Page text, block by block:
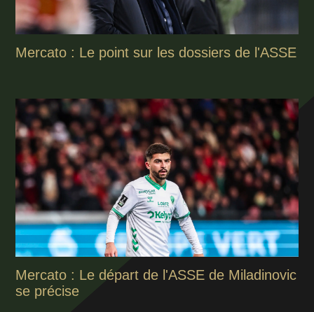
Mercato : Le point sur les dossiers de l'ASSE
Mercato : Le départ de l'ASSE de Miladinovic
se précise